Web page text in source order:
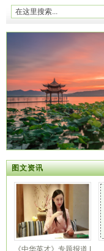
图文资讯
《中华英才》专题报道 |